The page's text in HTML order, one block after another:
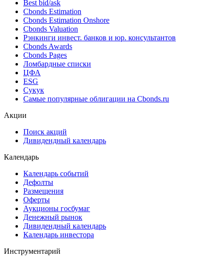
Best bid/ask
Cbonds Estimation
Cbonds Estimation Onshore
Cbonds Valuation
Рэнкинги инвест. банков и юр. консультантов
Cbonds Awards
Cbonds Pages
Ломбардные списки
ЦФА
ESG
Сукук
Самые популярные облигации на Cbonds.ru
Акции
Поиск акций
Дивидендный календарь
Календарь
Календарь событий
Дефолты
Размещения
Оферты
Аукционы госбумаг
Денежный рынок
Дивидендный календарь
Календарь инвестора
Инструментарий